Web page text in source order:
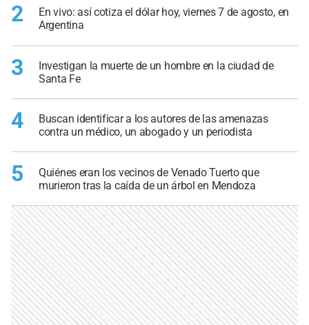
2
En vivo: así cotiza el dólar hoy, viernes 7 de agosto, en
Argentina
3
Investigan la muerte de un hombre en la ciudad de
Santa Fe
4
Buscan identificar a los autores de las amenazas
contra un médico, un abogado y un periodista
5
Quiénes eran los vecinos de Venado Tuerto que
murieron tras la caída de un árbol en Mendoza